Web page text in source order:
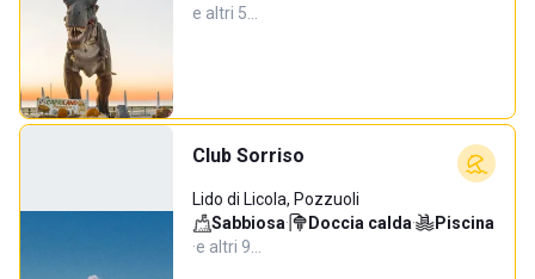
e altri 5…
Club Sorriso
Lido di Licola, Pozzuoli
Sabbiosa· Doccia calda·
Piscina
·e altri 9…